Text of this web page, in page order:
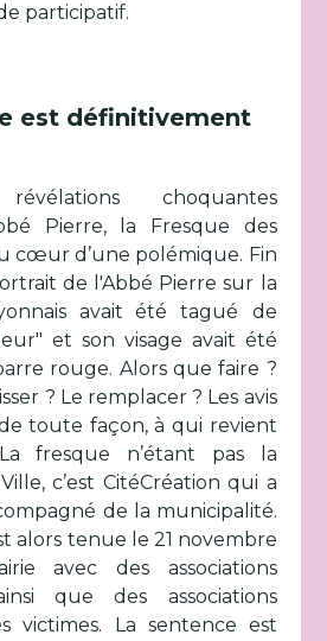
participatif.
est définitivement
choquantes
Pierre, la Fresque des
cœur d’une polémique. Fin
de l'Abbé Pierre sur la
avait été tagué
de
et son visage avait été
rouge. Alors que faire ?
? Le remplacer ? Les avis
toute façon, à qui revient
fresque n’étant pas la
c’est CitéCréation qui a
de la municipalité.
alors tenue le 21 novembre
avec des associations
que des associations
victimes. La sentence est